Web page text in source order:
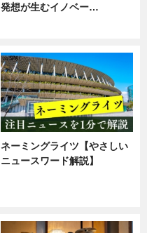
発想が生むイノベー…
ネーミングライツ【やさしい
ニュースワード解説】